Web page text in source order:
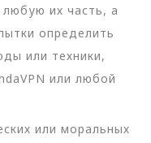
их часть, а
определить
или техники,
или любой
или моральных